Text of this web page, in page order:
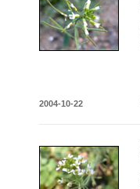
2004-10-22